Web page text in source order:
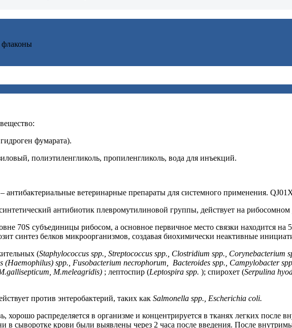
флаконы
фумарата).
полиэтиленгликоль, пропиленгликоль, вода для инъекций.
ветеринарные препараты для системного применения.
антибиотик плевромутилиновой группы, действует на рибосомном
70S субъединицы рибосом, а основное первичное место связки находится
синтез белков микроорганизмов, создавая биохимически неактивные
(Staphylococcus spp., Streptococcus spp., Clostridium spp., Corynebacterium
spp., Fusobacterium necrophorum,
Bacteroides spp., Campylobacter
M.meleagridis) ; лептоспир (Leptospira spp. ); спирохет (Serpulina
против энтеробактерий, таких как Salmonella spp., Escherichia соlі.
хорошо распределяется в организме и концентрируется в тканях легких
в сыворотке крови были выявлены через 2 часа после введения. После